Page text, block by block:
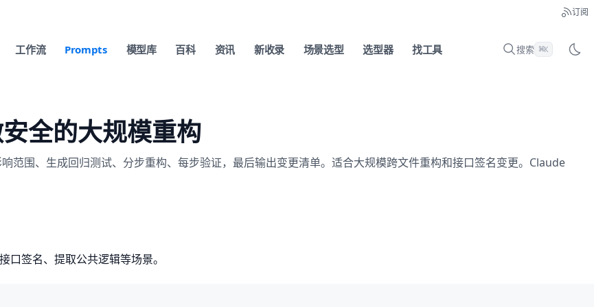
订阅
工作流 Prompts 模型库 百科 资讯 新收录 场景选型 选型器 找工具 搜索 ⌘K
全的大规模重构
围、生成回归测试、分步重构、每步验证，最后输出变更清单。适合大规模跨文件重构和接口签名变更。Claude
签名、提取公共逻辑等场景。